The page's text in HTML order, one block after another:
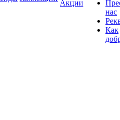
Акции
нас
Как